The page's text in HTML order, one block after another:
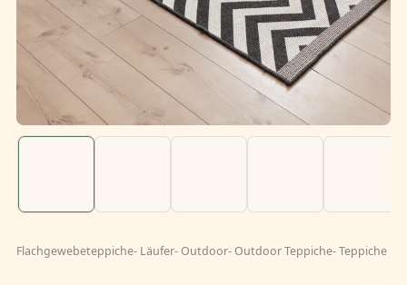
Flachgewebeteppiche- Läufer-Outdoor-Outdoor Teppiche-Teppiche